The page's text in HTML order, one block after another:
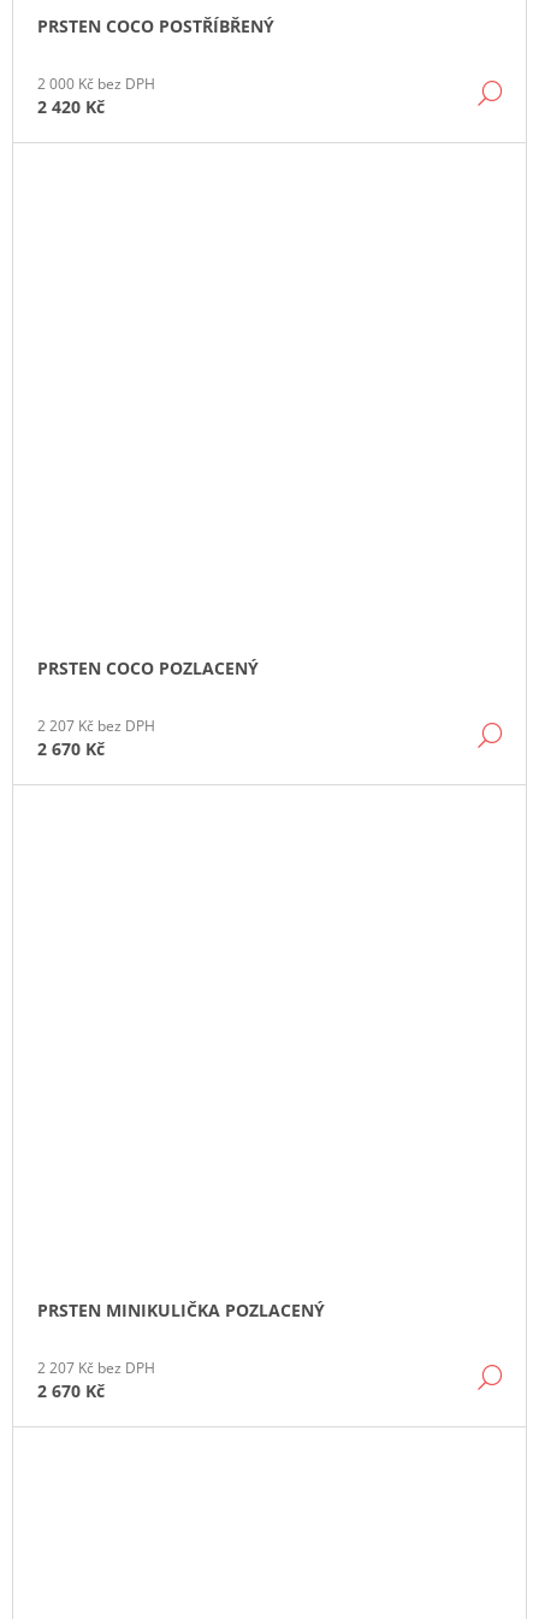
PRSTEN COCO POSTŘÍBŘENÝ
2 000 Kč bez DPH
2 420 Kč
PRSTEN COCO POZLACENÝ
2 207 Kč bez DPH
2 670 Kč
PRSTEN MINIKULIČKA POZLACENÝ
2 207 Kč bez DPH
2 670 Kč